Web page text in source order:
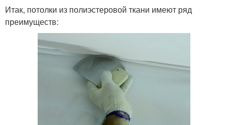
Итак, потолки из полиэстеровой ткани имеют ряд
преимуществ: